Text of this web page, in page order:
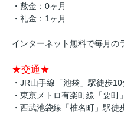
・敷金：0ヶ月
・礼金：1ヶ月
インターネット無料で毎月の
★交通★
・JR山手線「池袋」駅徒歩10
・東京メトロ有楽町線「要町
・西武池袋線「椎名町」駅徒